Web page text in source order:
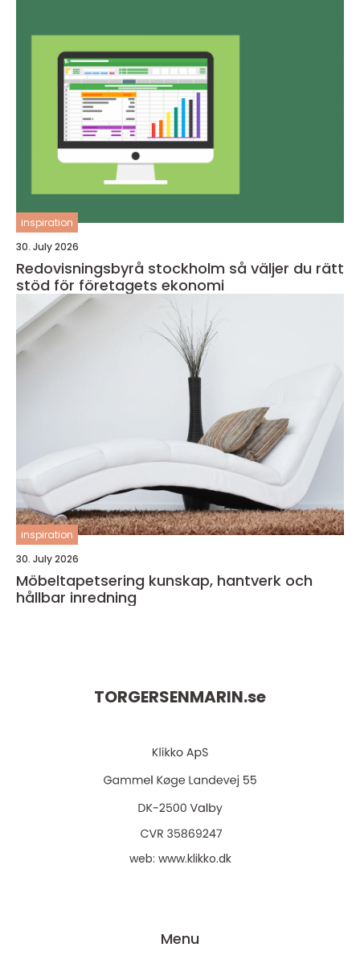
inspiration
30. July 2026
Redovisningsbyrå stockholm så väljer du rätt
stöd för företagets ekonomi
inspiration
30. July 2026
Möbeltapetsering kunskap, hantverk och
hållbar inredning
TORGERSENMARIN.se
web: www.klikko.dk
Menu